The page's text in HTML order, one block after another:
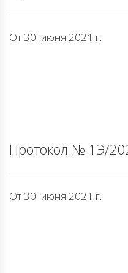
От 30 июня 2021 г.
Протокол № 1Э/
От 30 июня 2021 г.